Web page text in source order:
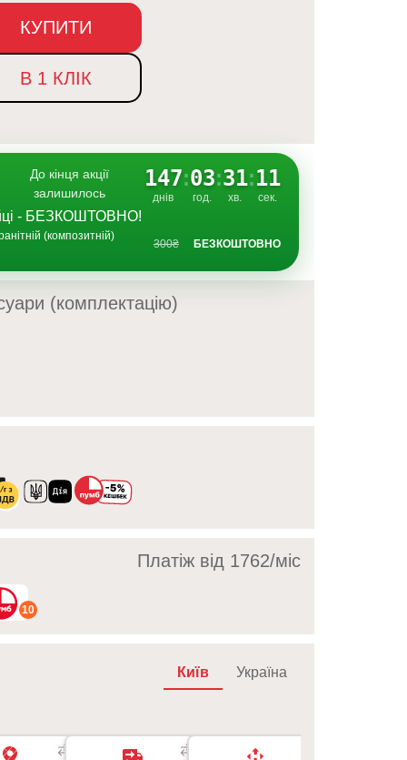
КУПИТИ
В 1 КЛІК
До кінця акції
залишилось
147
днів
:03
год.
:31
хв.
:10
сек.
- БЕЗКОШТОВНО!
(композитній)
300₴ БЕЗКОШТОВНО
(комплектацію)
Платіж від 1762/мic
10
Київ Україна